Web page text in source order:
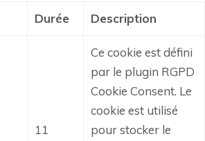
Durée Description
11
Ce cookie est défini
par le plugin RGPD
Cookie Consent. Le
cookie est utilisé
pour stocker le